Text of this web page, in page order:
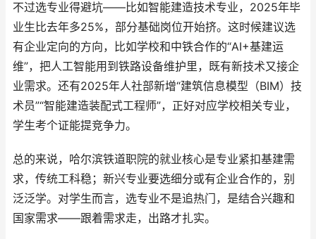
不过选专业得避坑——比如智能建造技术专业，2025年毕
业生比去年多25%，部分基础岗位开始挤。这时候建议选
有企业定向的方向，比如学校和中铁合作的“AI+基建运
维”，把人工智能用到铁路设备维护里，既有新技术又接企
业需求。还有2025年人社部新增“建筑信息模型（BIM）技
术员”“智能建造装配式工程师”，正好对应学校相关专业，
学生考个证能提竞争力。
总的来说，哈尔滨铁道职院的就业核心是专业紧扣基建需
求，传统工科稳；新兴专业要选细分或有企业合作的，别
泛泛学。对学生而言，选专业不是追热门，是结合兴趣和
国家需求——跟着需求走，出路才扎实。